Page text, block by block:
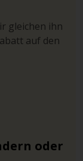
gleichen ihn
auf den
oder